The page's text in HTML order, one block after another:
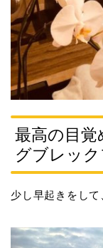
最高の目覚
グブレッ
少し早起きをして